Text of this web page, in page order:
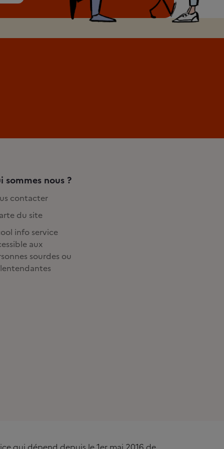
sommes nous ?
contacter
du site
info service
aux
sourdes ou